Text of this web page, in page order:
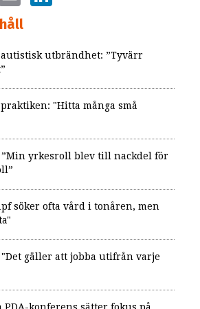
utbrändhet: ”Tyvärr
"Hitta många små
yrkesroll blev till nackdel för
söker ofta vård i tonåren, men
gäller att jobba utifrån varje
PDA-konferens sätter fokus på